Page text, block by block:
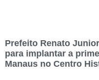
Prefeito Renato
para implantar a
Manaus no Centro